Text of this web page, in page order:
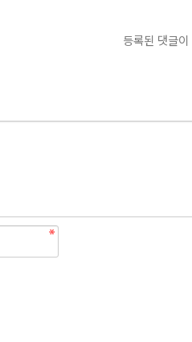
등록된 댓글